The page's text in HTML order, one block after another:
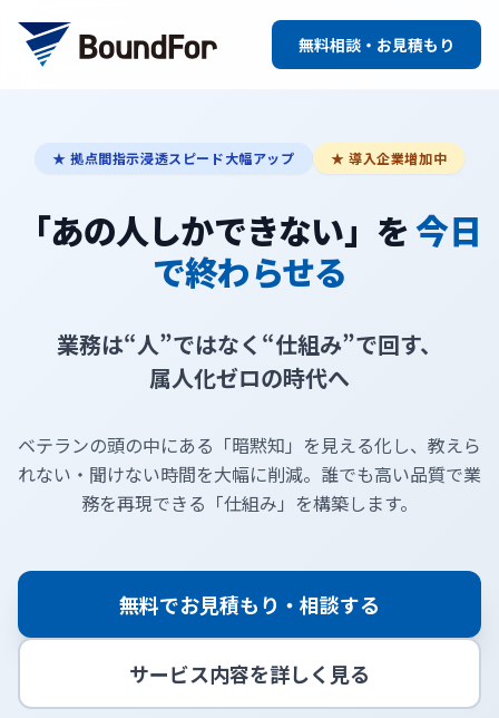
無料相談・お見積もり
★ 拠点間指示浸透スピード大幅アップ ★ 導入企業増加中
「あの人しかできない」を今日
で終わらせる
業務は“人”ではなく“仕組み”で回す、
属人化ゼロの時代へ
ベテランの頭の中にある「暗黙知」を見える化し、教えら
れない・聞けない時間を大幅に削減。誰でも高い品質で業
務を再現できる「仕組み」を構築します。
無料でお見積もり・相談する
サービス内容を詳しく見る